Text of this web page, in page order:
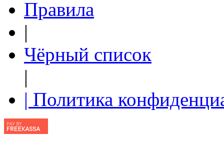
Правила
|
Чёрный список
|
| Политика